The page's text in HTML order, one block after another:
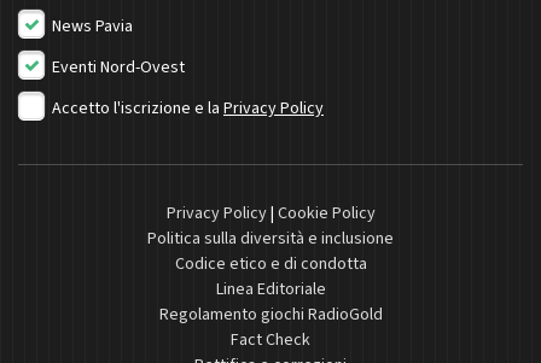
News Pavia
Eventi Nord-Ovest
Accetto l'iscrizione e la Privacy Policy
Privacy Policy| Cookie Policy
Politica sulla diversità e inclusione
Codice etico e di condotta
Linea Editoriale
Regolamento giochi RadioGold
Fact Check